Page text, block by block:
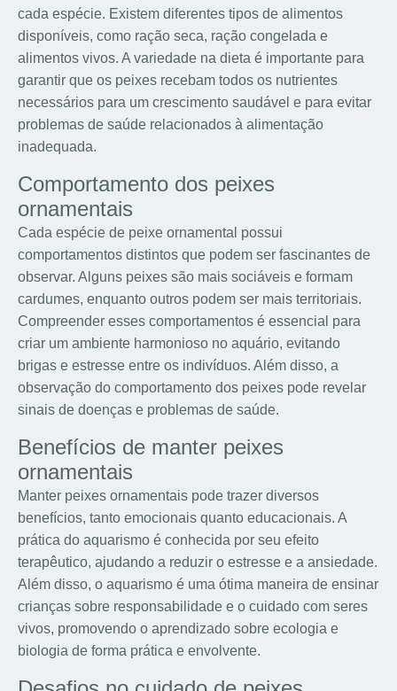
cada espécie. Existem diferentes tipos de alimentos
disponíveis, como ração seca, ração congelada e
alimentos vivos. A variedade na dieta é importante para
garantir que os peixes recebam todos os nutrientes
necessários para um crescimento saudável e para evitar
problemas de saúde relacionados à alimentação
inadequada.
Comportamento dos peixes
ornamentais
Cada espécie de peixe ornamental possui
comportamentos distintos que podem ser fascinantes de
observar. Alguns peixes são mais sociáveis e formam
cardumes, enquanto outros podem ser mais territoriais.
Compreender esses comportamentos é essencial para
criar um ambiente harmonioso no aquário, evitando
brigas e estresse entre os indivíduos. Além disso, a
observação do comportamento dos peixes pode revelar
sinais de doenças e problemas de saúde.
Benefícios de manter peixes
ornamentais
Manter peixes ornamentais pode trazer diversos
benefícios, tanto emocionais quanto educacionais. A
prática do aquarismo é conhecida por seu efeito
terapêutico, ajudando a reduzir o estresse e a ansiedade.
Além disso, o aquarismo é uma ótima maneira de ensinar
crianças sobre responsabilidade e o cuidado com seres
vivos, promovendo o aprendizado sobre ecologia e
biologia de forma prática e envolvente.